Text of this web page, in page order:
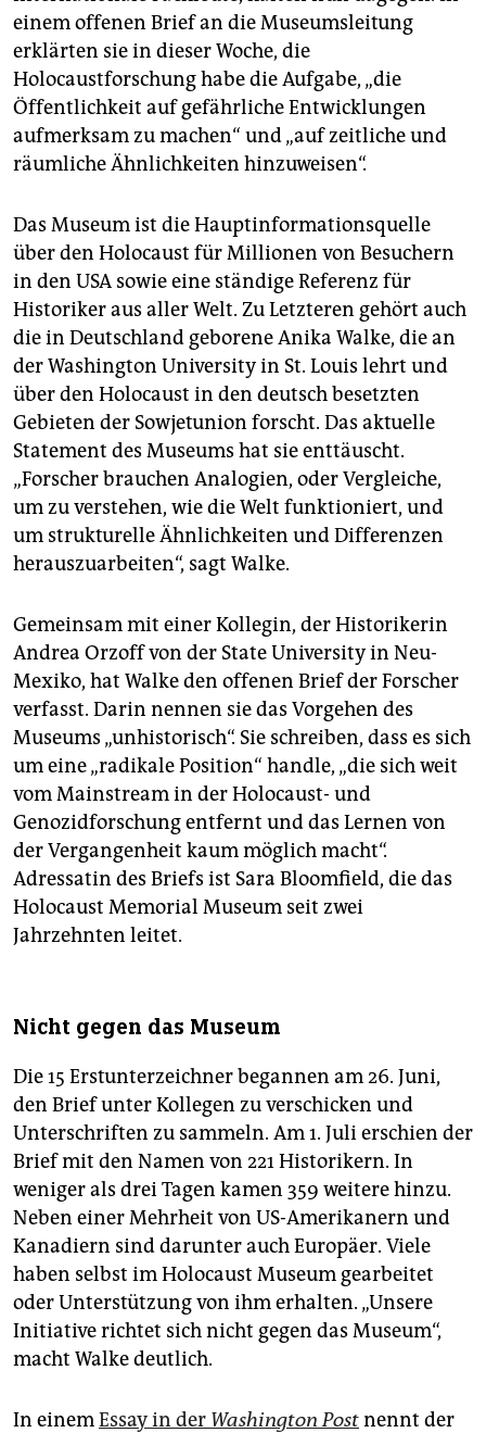
einem offenen Brief an die Museumsleitung
erklärten sie in dieser Woche, die
Holocaustforschung habe die Aufgabe, „die
Öffentlichkeit auf gefährliche Entwicklungen
aufmerksam zu machen“ und „auf zeitliche und
räumliche Ähnlichkeiten hinzuweisen“.
Das Museum ist die Hauptinformationsquelle
über den Holocaust für Millionen von Besuchern
in den USA sowie eine ständige Referenz für
Historiker aus aller Welt. Zu Letzteren gehört auch
die in Deutschland geborene Anika Walke, die an
der Washington University in St. Louis lehrt und
über den Holocaust in den deutsch besetzten
Gebieten der Sowjetunion forscht. Das aktuelle
Statement des Museums hat sie enttäuscht.
„Forscher brauchen Analogien, oder Vergleiche,
um zu verstehen, wie die Welt funktioniert, und
um strukturelle Ähnlichkeiten und Differenzen
herauszuarbeiten“, sagt Walke.
Gemeinsam mit einer Kollegin, der Historikerin
Andrea Orzoff von der State University in Neu-
Mexiko, hat Walke den offenen Brief der Forscher
verfasst. Darin nennen sie das Vorgehen des
Museums „unhistorisch“. Sie schreiben, dass es sich
um eine „radikale Position“ handle, „die sich weit
vom Mainstream in der Holocaust- und
Genozidforschung entfernt und das Lernen von
der Vergangenheit kaum möglich macht“.
Adressatin des Briefs ist Sara Bloomfield, die das
Holocaust Memorial Museum seit zwei
Jahrzehnten leitet.
Nicht gegen das Museum
Die 15 Erstunterzeichner begannen am 26. Juni,
den Brief unter Kollegen zu verschicken und
Unterschriften zu sammeln. Am 1. Juli erschien der
Brief mit den Namen von 221 Historikern. In
weniger als drei Tagen kamen 359 weitere hinzu.
Neben einer Mehrheit von US-Amerikanern und
Kanadiern sind darunter auch Europäer. Viele
haben selbst im Holocaust Museum gearbeitet
oder Unterstützung von ihm erhalten. „Unsere
Initiative richtet sich nicht gegen das Museum“,
macht Walke deutlich.
In einemEssay in der Washington Postnennt der